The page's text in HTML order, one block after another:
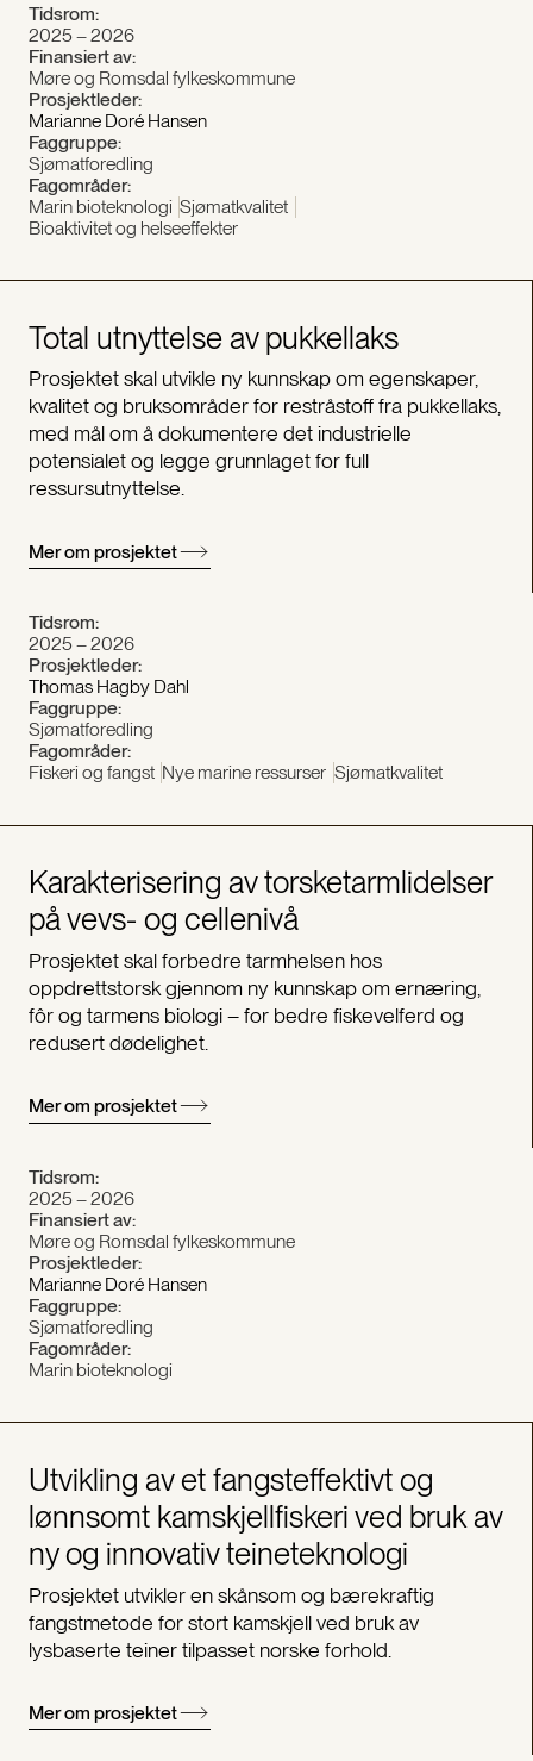
Tidsrom:
2025 – 2026
Finansiert av:
Møre og Romsdal fylkeskommune
Prosjektleder:
Marianne Doré Hansen
Faggruppe:
Sjømatforedling
Fagområder:
Marin bioteknologi Sjømatkvalitet
Bioaktivitet og helseeffekter
Total utnyttelse av pukkellaks
Prosjektet skal utvikle ny kunnskap om egenskaper,
kvalitet og bruksområder for restråstoff fra pukkellaks,
med mål om å dokumentere det industrielle
potensialet og legge grunnlaget for full
ressursutnyttelse.
Mer om prosjektet
Tidsrom:
2025 – 2026
Prosjektleder:
Thomas Hagby Dahl
Faggruppe:
Sjømatforedling
Fagområder:
Fiskeri og fangst Nye marine ressurser Sjømatkvalitet
Karakterisering av torsketarmlidelser
på vevs- og cellenivå
Prosjektet skal forbedre tarmhelsen hos
oppdrettstorsk gjennom ny kunnskap om ernæring,
fôr og tarmens biologi – for bedre fiskevelferd og
redusert dødelighet.
Mer om prosjektet
Tidsrom:
2025 – 2026
Finansiert av:
Møre og Romsdal fylkeskommune
Prosjektleder:
Marianne Doré Hansen
Faggruppe:
Sjømatforedling
Fagområder:
Marin bioteknologi
Utvikling av et fangsteffektivt og
lønnsomt kamskjellfiskeri ved bruk av
ny og innovativ teineteknologi
Prosjektet utvikler en skånsom og bærekraftig
fangstmetode for stort kamskjell ved bruk av
lysbaserte teiner tilpasset norske forhold.
Mer om prosjektet